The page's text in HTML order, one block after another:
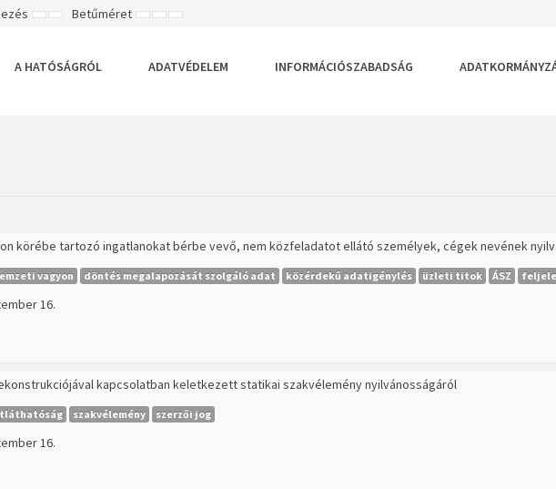
RÖGZÍTETT
SZÉLES
Betűméret KISEBB
ALAPÉRTELMEZETT
NAGYOBB
A HATÓSÁGRÓL
ADATVÉDELEM INFORMÁCIÓSZABADSÁG
körébe tartozó ingatlanokat bérbe vevő, nem közfeladatot ellátó személyek, cégek nevének
vagyon döntés megalapozását szolgáló adat közérdekű adatigénylés üzleti titok ÁSZ
16.
kapcsolatban keletkezett statikai szakvélemény nyilvánosságáról
szakvélemény szerzői jog
16.